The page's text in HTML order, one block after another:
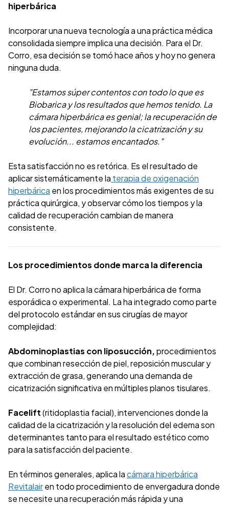
hiperbárica
Incorporar una nueva tecnología a una práctica médica
consolidada siempre implica una decisión. Para el Dr.
Corro, esa decisión se tomó hace años y hoy no genera
ninguna duda.
"Estamos súper contentos con todo lo que es
Biobarica y los resultados que hemos tenido. La
cámara hiperbárica es genial; la recuperación de
los pacientes, mejorando la cicatrización y su
evolución... estamos encantados."
Esta satisfacción no es retórica. Es el resultado de
aplicar sistemáticamente la terapia de oxigenación
hiperbárica en los procedimientos más exigentes de su
práctica quirúrgica, y observar cómo los tiempos y la
calidad de recuperación cambian de manera
consistente.
Los procedimientos donde marca la diferencia
El Dr. Corro no aplica la cámara hiperbárica de forma
esporádica o experimental. La ha integrado como parte
del protocolo estándar en sus cirugías de mayor
complejidad:
Abdominoplastias con liposucción,procedimientos
que combinan resección de piel, reposición muscular y
extracción de grasa, generando una demanda de
cicatrización significativa en múltiples planos tisulares.
Facelift(ritidoplastia facial), intervenciones donde la
calidad de la cicatrización y la resolución del edema son
determinantes tanto para el resultado estético como
para la satisfacción del paciente.
En términos generales, aplica lacámara hiperbárica
Revitalairen todo procedimiento de envergadura donde
se necesite una recuperación más rápida y una